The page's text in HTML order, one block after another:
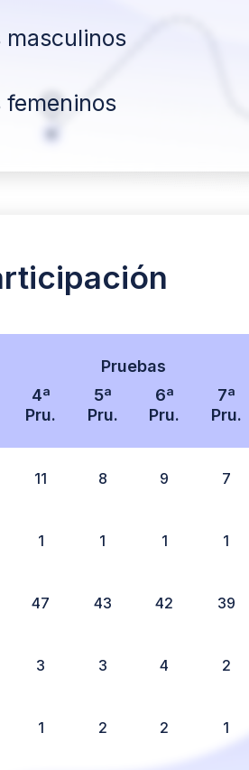
masculinos
femeninos
Pruebas
4ª
Pru.
5ª
Pru.
6ª
Pru.
7ª
Pru.
11 8 9 7
1 1 1 1
47 43 42 39
3 3 4 2
1 2 2 1